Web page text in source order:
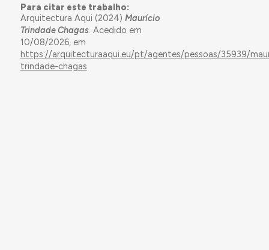
Para citar este trabalho:
Arquitectura Aqui (2024) Maurício
Trindade Chagas. Acedido em
10/08/2026, em
https://arquitecturaaqui.eu/pt/agentes/pessoas/35939/
trindade-chagas